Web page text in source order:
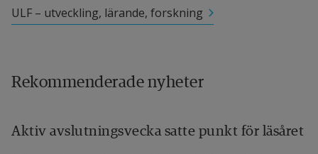
ULF – utveckling, lärande, forskning
Rekommenderade nyheter
Aktiv avslutningsvecka satte punkt för läsåret